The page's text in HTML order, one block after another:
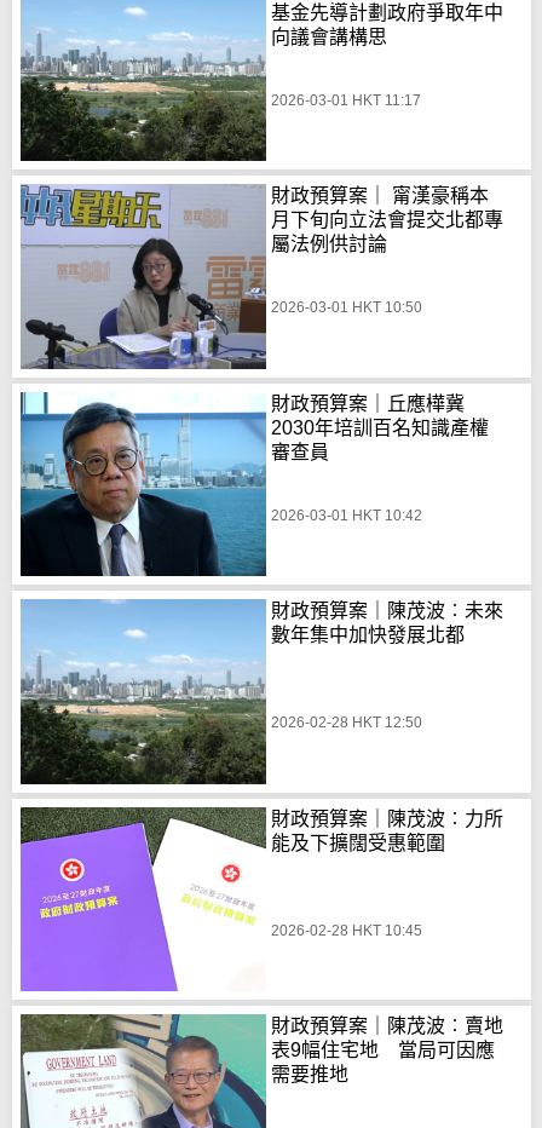
基金先導計劃政府爭取年中
向議會講構思
2026-03-01 HKT 11:17
財政預算案｜ 甯漢豪稱本
月下旬向立法會提交北都專
屬法例供討論
2026-03-01 HKT 10:50
財政預算案｜丘應樺冀
2030年培訓百名知識產權
審查員
2026-03-01 HKT 10:42
財政預算案｜陳茂波︰未來
數年集中加快發展北都
2026-02-28 HKT 12:50
財政預算案｜陳茂波︰力所
能及下擴闊受惠範圍
2026-02-28 HKT 10:45
財政預算案｜陳茂波︰賣地
表9幅住宅地 當局可因應
需要推地